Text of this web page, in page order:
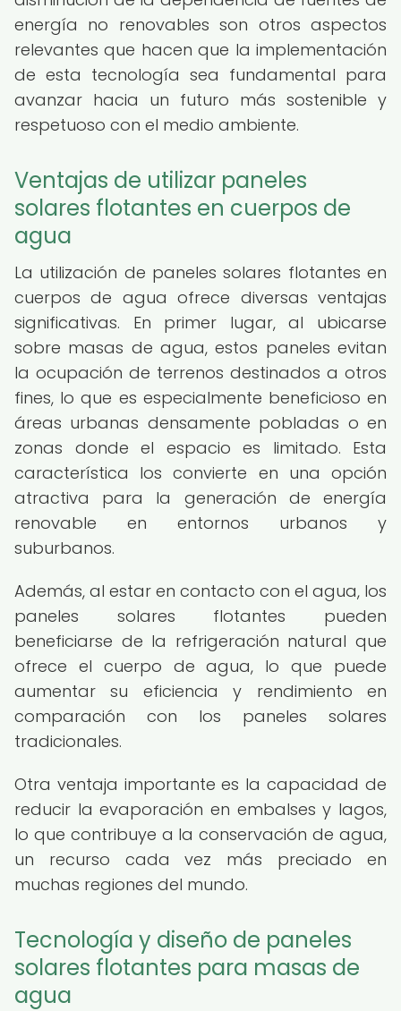
energía no renovables son otros aspectos
relevantes que hacen que la implementación
de esta tecnología sea fundamental para
avanzar hacia un futuro más sostenible y
respetuoso con el medio ambiente.
Ventajas de utilizar paneles
solares flotantes en cuerpos de
agua
La utilización de paneles solares flotantes en
cuerpos de agua ofrece diversas ventajas
significativas. En primer lugar, al ubicarse
sobre masas de agua, estos paneles evitan
la ocupación de terrenos destinados a otros
fines, lo que es especialmente beneficioso en
áreas urbanas densamente pobladas o en
zonas donde el espacio es limitado. Esta
característica los convierte en una opción
atractiva para la generación de energía
renovable en entornos urbanos y
suburbanos.
Además, al estar en contacto con el agua, los
paneles solares flotantes pueden
beneficiarse de la refrigeración natural que
ofrece el cuerpo de agua, lo que puede
aumentar su eficiencia y rendimiento en
comparación con los paneles solares
tradicionales.
Otra ventaja importante es la capacidad de
reducir la evaporación en embalses y lagos,
lo que contribuye a la conservación de agua,
un recurso cada vez más preciado en
muchas regiones del mundo.
Tecnología y diseño de paneles
solares flotantes para masas de
agua